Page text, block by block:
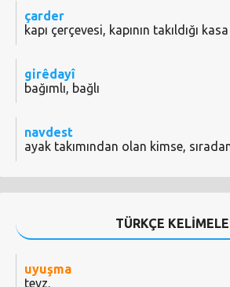
çarder
kapı çerçevesi, kapının takıldığı kasa
girêdayî
bağımlı, bağlı
navdest
ayak takımından olan kimse,
TÜRKÇE
uyuşma
tevz.